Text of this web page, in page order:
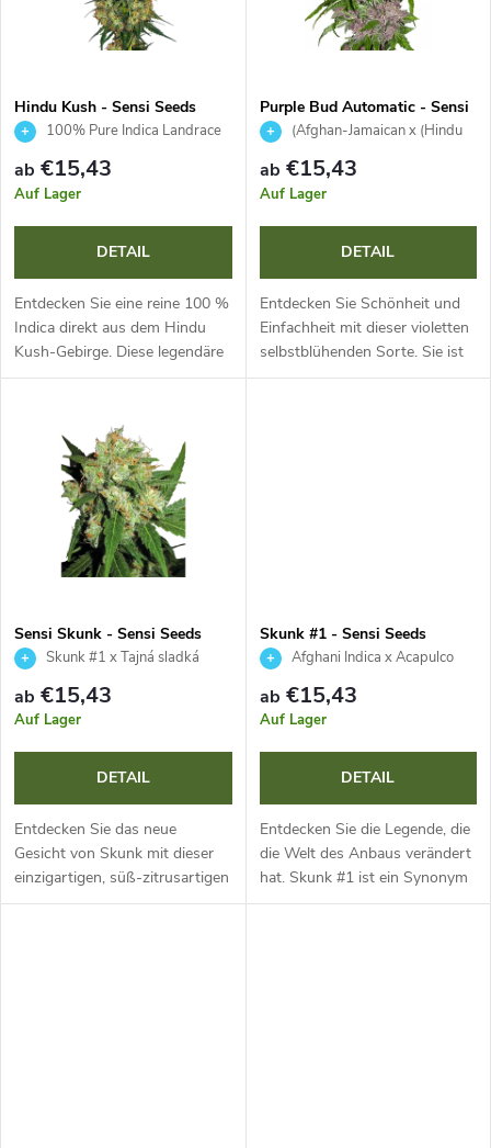
t
s
o
r
t
n
g
e
d
e
P
r
t
e
Hindu Kush - Sensi Seeds
100% Pure Indica Landrace
ab €15,43
Auf Lager
DETAIL
Entdecken Sie eine reine 100 %
Indica direkt aus dem Hindu
Kush-Gebirge. Diese legendäre
Sorte ist dank ihrer extremen
einfachen Anzucht ideal für...
Purple Bud Automatic - Sensi
Seeds(Afghan-Jamaican x (Hindu
Kush x Purple Kush)) x Ruderalis
ab €15,43
Auf Lager
DETAIL
Entdecken Sie Schönheit und
Einfachheit mit dieser violetten
selbstblühenden Sorte. Sie ist
ideal für Anfänger, bietet einen
Sensi Skunk - Sensi Seeds
Skunk #1 x Tajná sladká
odrůda
ab €15,43
Auf Lager
DETAIL
Entdecken Sie das neue
Gesicht von Skunk mit dieser
einzigartigen, süß-zitrusartigen
Sorte. Dank extrem schneller
Skunk #1 - Sensi Seeds
Afghani Indica x Acapulco
Gold x Colombian Gold
ab €15,43
Auf Lager
DETAIL
Entdecken Sie die Legende, die
die Welt des Anbaus verändert
hat. Skunk #1 ist ein Synonym
für Zuverlässigkeit, einfachen